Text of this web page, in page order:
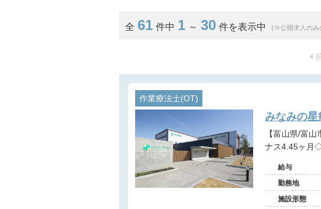
全 61 件中 1 ～ 30 件を表示中 (※公開求人のみ
作業療法士(OT)
みなみの星
【富山県/富山市】 ◇高年収◇年間休日110日◇各種手当充実◇ワークライフバランス
ナス4.45ヶ月
給与
勤務地
施設形態